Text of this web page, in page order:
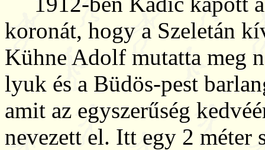
koronát, hogy a Szeletán
Kühne Adolf mutatta meg
lyuk és a Büdös-pest
amit az egyszerűség
nevezett el. Itt egy 2 méter